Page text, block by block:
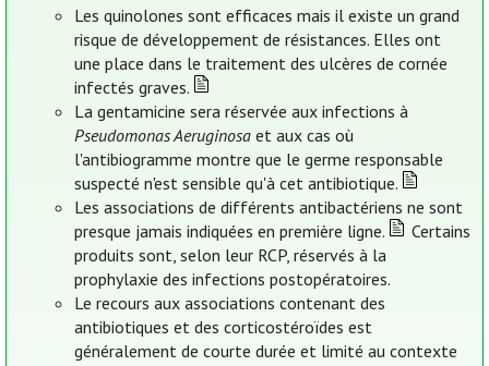
Les quinolones sont efficaces mais il existe un grand
risque de développement de résistances. Elles ont
une place dans le traitement des ulcères de cornée
infectés graves.
La gentamicine sera réservée aux infections à
Pseudomonas Aeruginosa et aux cas où
l'antibiogramme montre que le germe responsable
suspecté n'est sensible qu'à cet antibiotique.
Les associations de différents antibactériens ne sont
presque jamais indiquées en première ligne.
Certains
produits sont, selon leur RCP, réservés à la
prophylaxie des infections postopératoires.
Le recours aux associations contenant des
antibiotiques et des corticostéroïdes est
généralement de courte durée et limité au contexte